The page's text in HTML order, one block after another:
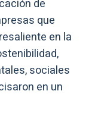
de
que
en la
sociales
en un